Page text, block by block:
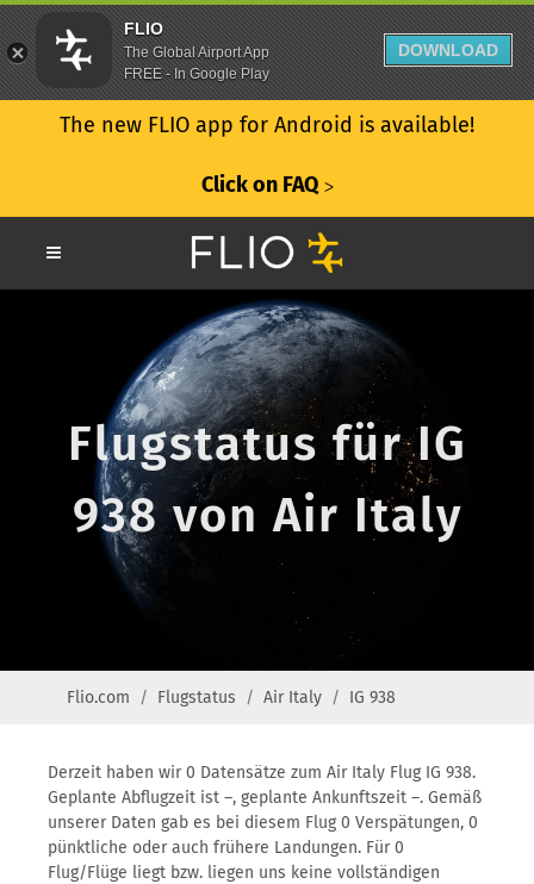
The new FLIO app for Android is available!
Click on FAQ ᐳ
Flugstatus für IG
938 von Air Italy
Flio.com Flugstatus Air Italy IG 938
Derzeit haben wir 0 Datensätze zum Air Italy Flug IG 938.
Geplante Abflugzeit ist –, geplante Ankunftszeit –. Gemäß
unserer Daten gab es bei diesem Flug 0 Verspätungen, 0
pünktliche oder auch frühere Landungen. Für 0
Flug/Flüge liegt bzw. liegen uns keine vollständigen
FLIO
The Global Airport App
FREE - In Google Play
DOWNLOAD